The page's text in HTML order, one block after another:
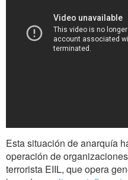
Esta situación de anarquía
operación de
terrorista EIIL, que opera